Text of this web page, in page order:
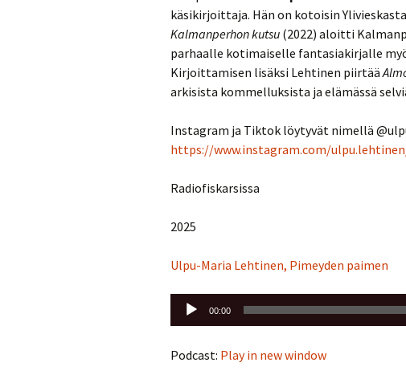
käsikirjoittaja. Hän on kotoisin
Kalmanperhon kutsu (2022) aloitti
parhaalle kotimaiselle fantasiakirjalle
Kirjoittamisen lisäksi Lehtinen piirtää
arkisista kommelluksista ja elämässä
Instagram ja Tiktok löytyvät nimellä
https://www.instagram.com/
Radiofiskarsissa
2025
Ulpu-Maria Lehtinen, Pimeyden paimen
Äänitoistin
00:00
Podcast: Play in new window